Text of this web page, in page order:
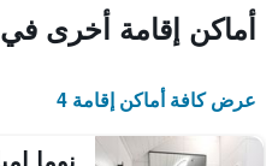
أماكن إقامة أخرى في Yoqne‘am ‘Illit
عرض كافة أماكن إقامة 4